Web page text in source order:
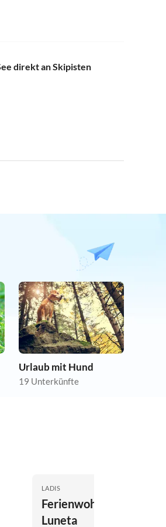
direkt an Skipisten
Urlaub mit Hund
19 Unterkünfte
LADIS
Ferienwohnung Apart
Luneta